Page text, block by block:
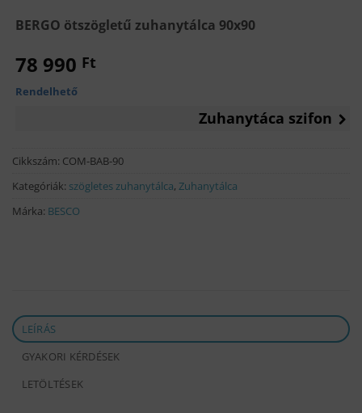
BERGO ötszögletű zuhanytálca 90x90
78 990 Ft
Rendelhető
Zuhanytáca szifon
Cikkszám: COM-BAB-90
Kategóriák: szögletes zuhanytálca, Zuhanytálca
Márka: BESCO
LEÍRÁS
GYAKORI KÉRDÉSEK
LETÖLTÉSEK